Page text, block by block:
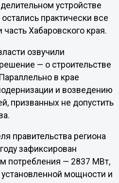
устройстве
практически все
Хабаровского края.
озвучили
— о строительстве
в крае
и возведению
призванных не допустить
правительства региона
зафиксирован
потребления — 2837 МВт,
установленной мощности и